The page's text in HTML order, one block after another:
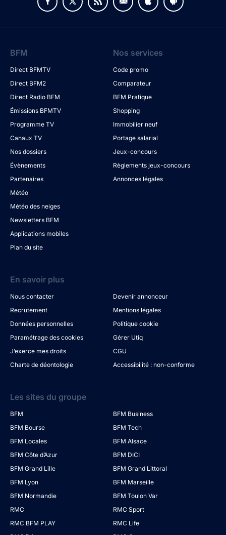
BFM
Direct BFMTV
Direct BFM2
Direct Radio BFM
Émissions BFMTV
Programme TV
Canaux TV
Nos dossiers
Évènements
Partenaires
Météo
Météo des neiges
Newsletters BFM
Applications mobiles
Plan du site
Nos services
Code promo
Comparateur
BFM Pratique
Shopping
Immobilier neuf
Portage salarial
Jeux-concours
Règlements jeux-concours
Annonces légales
En savoir plus
Nous contacter
Devenir annonceur
Recrutement
Mentions légales
Données personnelles
Politique cookie
Paramétrage des cookies
Gérer Utiq
J’exerce mes droits
CGU
Charte de déontologie
Accessibilité : non-conforme
Les sites du groupe
BFM
BFM Business
BFM Bourse
BFM Tech
BFM Locales
BFM Alsace
BFM Côte d’Azur
BFM DICI
BFM Grand Lille
BFM Grand Littoral
BFM Lyon
BFM Marseille
BFM Normandie
BFM Toulon Var
RMC
RMC Sport
RMC BFM PLAY
RMC Life